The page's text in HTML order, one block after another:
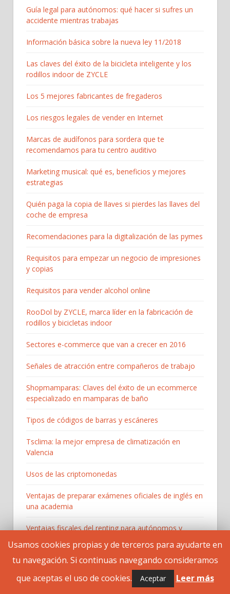
Guía legal para autónomos: qué hacer si sufres un
accidente mientras trabajas
Información básica sobre la nueva ley 11/2018
Las claves del éxito de la bicicleta inteligente y los
rodillos indoor de ZYCLE
Los 5 mejores fabricantes de fregaderos
Los riesgos legales de vender en Internet
Marcas de audífonos para sordera que te
recomendamos para tu centro auditivo
Marketing musical: qué es, beneficios y mejores
estrategias
Quién paga la copia de llaves si pierdes las llaves del
coche de empresa
Recomendaciones para la digitalización de las pymes
Requisitos para empezar un negocio de impresiones
y copias
Requisitos para vender alcohol online
RooDol by ZYCLE, marca líder en la fabricación de
rodillos y bicicletas indoor
Sectores e-commerce que van a crecer en 2016
Señales de atracción entre compañeros de trabajo
Shopmamparas: Claves del éxito de un ecommerce
especializado en mamparas de baño
Tipos de códigos de barras y escáneres
Tsclima: la mejor empresa de climatización en
Valencia
Usos de las criptomonedas
Ventajas de preparar exámenes oficiales de inglés en
una academia
Ventajas fiscales del renting para autónomos y
WeAreUO: tienda online de regalos personalizados y
Usamos cookies propias y de terceros para ayudarte en
tu navegación. Si continuas navegando consideramos
que aceptas el uso de cookies.
Aceptar Leer más